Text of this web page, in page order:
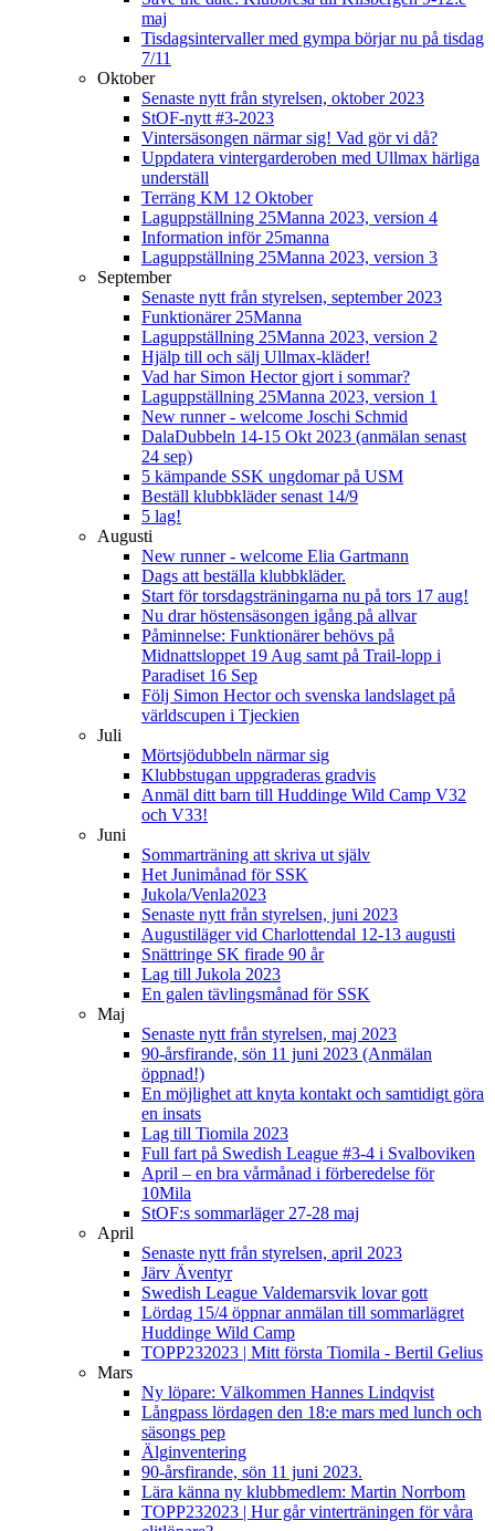
maj
Tisdagsintervaller med gympa börjar nu på tisdag
7/11
Oktober
Senaste nytt från styrelsen, oktober 2023
StOF-nytt #3-2023
Vintersäsongen närmar sig! Vad gör vi då?
Uppdatera vintergarderoben med Ullmax härliga
underställ
Terräng KM 12 Oktober
Laguppställning 25Manna 2023, version 4
Information inför 25manna
Laguppställning 25Manna 2023, version 3
September
Senaste nytt från styrelsen, september 2023
Funktionärer 25Manna
Laguppställning 25Manna 2023, version 2
Hjälp till och sälj Ullmax-kläder!
Vad har Simon Hector gjort i sommar?
Laguppställning 25Manna 2023, version 1
New runner - welcome Joschi Schmid
DalaDubbeln 14-15 Okt 2023 (anmälan senast
24 sep)
5 kämpande SSK ungdomar på USM
Beställ klubbkläder senast 14/9
5 lag!
Augusti
New runner - welcome Elia Gartmann
Dags att beställa klubbkläder.
Start för torsdagsträningarna nu på tors 17 aug!
Nu drar höstensäsongen igång på allvar
Påminnelse: Funktionärer behövs på
Midnattsloppet 19 Aug samt på Trail-lopp i
Paradiset 16 Sep
Följ Simon Hector och svenska landslaget på
världscupen i Tjeckien
Juli
Mörtsjödubbeln närmar sig
Klubbstugan uppgraderas gradvis
Anmäl ditt barn till Huddinge Wild Camp V32
och V33!
Juni
Sommarträning att skriva ut själv
Het Junimånad för SSK
Jukola/Venla2023
Senaste nytt från styrelsen, juni 2023
Augustiläger vid Charlottendal 12-13 augusti
Snättringe SK firade 90 år
Lag till Jukola 2023
En galen tävlingsmånad för SSK
Maj
Senaste nytt från styrelsen, maj 2023
90-årsfirande, sön 11 juni 2023 (Anmälan
öppnad!)
En möjlighet att knyta kontakt och samtidigt göra
en insats
Lag till Tiomila 2023
Full fart på Swedish League #3-4 i Svalboviken
April – en bra vårmånad i förberedelse för
10Mila
StOF:s sommarläger 27-28 maj
April
Senaste nytt från styrelsen, april 2023
Järv Äventyr
Swedish League Valdemarsvik lovar gott
Lördag 15/4 öppnar anmälan till sommarlägret
Huddinge Wild Camp
TOPP232023 | Mitt första Tiomila - Bertil Gelius
Mars
Ny löpare: Välkommen Hannes Lindqvist
Långpass lördagen den 18:e mars med lunch och
säsongs pep
Älginventering
90-årsfirande, sön 11 juni 2023.
Lära känna ny klubbmedlem: Martin Norrbom
TOPP232023 | Hur går vinterträningen för våra